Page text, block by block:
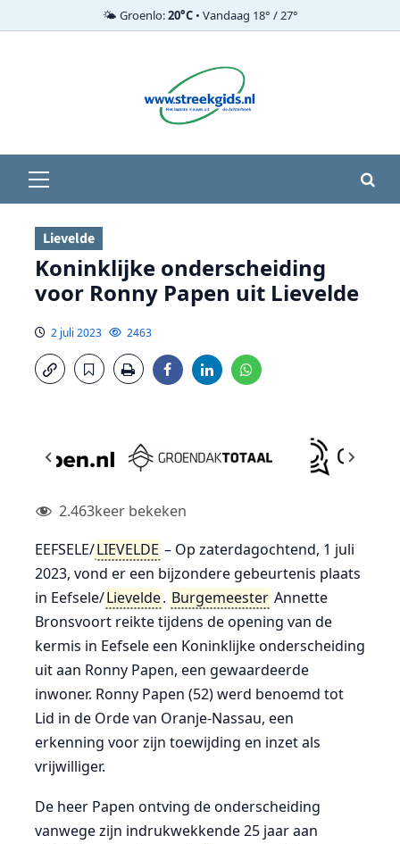
🌤️ Groenlo:20°C• Vandaag 18° / 27°
menu
Lievelde
Koninklijke onderscheiding
voor Ronny Papen uit Lievelde
2 juli 2023 2463
2.463keer bekeken
EEFSELE/LIEVELDE – Op zaterdagochtend, 1 juli
2023, vond er een bijzondere gebeurtenis plaats
in Eefsele/Lievelde. Burgemeester Annette
Bronsvoort reikte tijdens de opening van de
kermis in Eefsele een Koninklijke onderscheiding
uit aan Ronny Papen, een gewaardeerde
inwoner. Ronny Papen (52) werd benoemd tot
Lid in de Orde van Oranje-Nassau, een
erkenning voor zijn toewijding en inzet als
vrijwilliger.
De heer Papen ontving de onderscheiding
vanwege zijn indrukwekkende 25 jaar aan